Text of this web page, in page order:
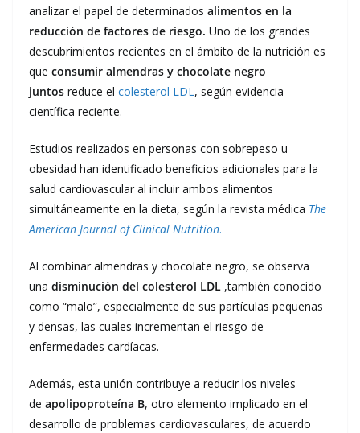
analizar el papel de determinados alimentos en la
reducción de factores de riesgo. Uno de los grandes
descubrimientos recientes en el ámbito de la nutrición es
que consumir almendras y chocolate negro
juntos reduce el colesterol LDL, según evidencia
científica reciente.
Estudios realizados en personas con sobrepeso u
obesidad han identificado beneficios adicionales para la
salud cardiovascular al incluir ambos alimentos
simultáneamente en la dieta, según la revista médica The
American Journal of Clinical Nutrition.
Al combinar almendras y chocolate negro, se observa
una disminución del colesterol LDL ,también conocido
como “malo”, especialmente de sus partículas pequeñas
y densas, las cuales incrementan el riesgo de
enfermedades cardíacas.
Además, esta unión contribuye a reducir los niveles
de apolipoproteína B, otro elemento implicado en el
desarrollo de problemas cardiovasculares, de acuerdo